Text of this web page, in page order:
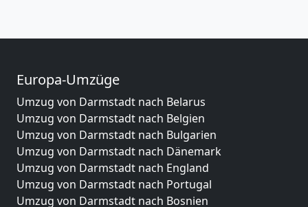
Europa-Umzüge
Umzug von Darmstadt nach Belarus
Umzug von Darmstadt nach Belgien
Umzug von Darmstadt nach Bulgarien
Umzug von Darmstadt nach Dänemark
Umzug von Darmstadt nach England
Umzug von Darmstadt nach Portugal
Umzug von Darmstadt nach Bosnien